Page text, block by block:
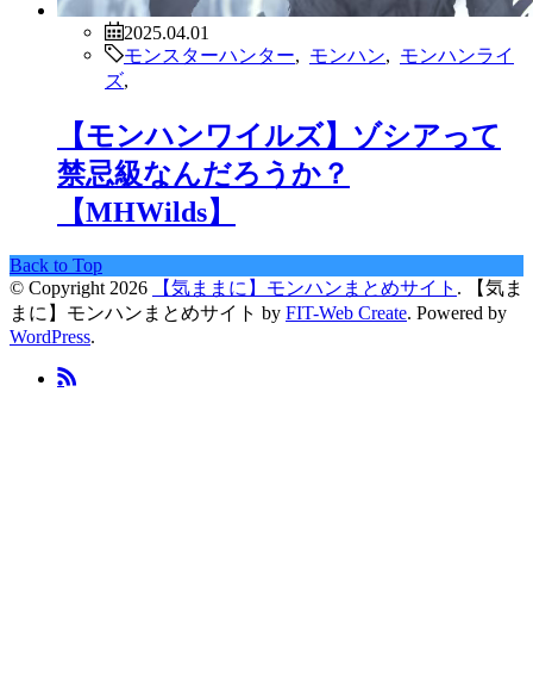
2025.04.01
モンスターハンター
モンハン
モンハンライ
ズ
【モンハンワイルズ】ゾシアって
禁忌級なんだろうか？
【MHWilds】
Back to Top
© Copyright 2026
【気ままに】モンハンまとめサイト .
【気ま
まに】モンハンまとめサイト by FIT-Web Create. Powered by
WordPress.